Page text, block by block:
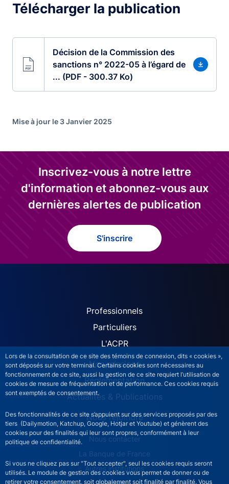
Lors de la consultation de ce site des témoins de connexion, dits « cookies »,
sont déposés sur votre terminal. Certains cookies sont nécessaires au
fonctionnement de ce site, aussi la gestion de ce site requiert l’utilisation de
cookies de mesure de fréquentation et de performance. Ces cookies requis
sont exemptés de consentement.
Des fonctionnalités de ce site s’appuient sur des services proposés par des
tiers (Dailymotion, Katchup, Google, Hotjar et Youtube) et génèrent des
cookies pour des finalités qui leur sont propres, conformément à leur
politique de confidentialité.
Si vous ne cliquez pas sur "Tout accepter", seul les cookies requis seront
utilisés. Le module de gestion des cookies vous permet de donner ou de
retirer votre consentement, soit globalement soit finalité par finalité. Vous
Télécharger la publication
Décision de la Commission des
sanctions n° 2022-05 à l’égard de
... (PDF - 300.37 Ko)
Mise à jour le 3 Janvier 2025
Inscrivez-vous à notre lettre
d'information et abonnez-vous aux
dernières alertes de publication
S'inscrire
ACPR site navigation
Professionnels
Particuliers
L'ACPR
Nos missions
Réglementation
Actualités & Publications
Nous rejoindre
ACPR footer secondary menu (French)
Nous contacter
La Banque de France
Autres institutions